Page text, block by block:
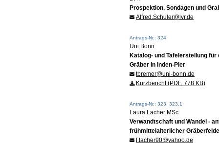
Prospektion, Sondagen und
Alfred.Schuler@lvr.de
Antrags-Nr.: 324
Uni Bonn
Katalog- und Tafelerstellung
Gräber in Inden-Pier
tbremer@uni-bonn.de
Kurzbericht (PDF, 778 KB)
Antrags-Nr.: 323, 323.1
Laura Lacher MSc.
Verwandtschaft und Wandel -
frühmittelalterlicher
l.lacher90@yahoo.de